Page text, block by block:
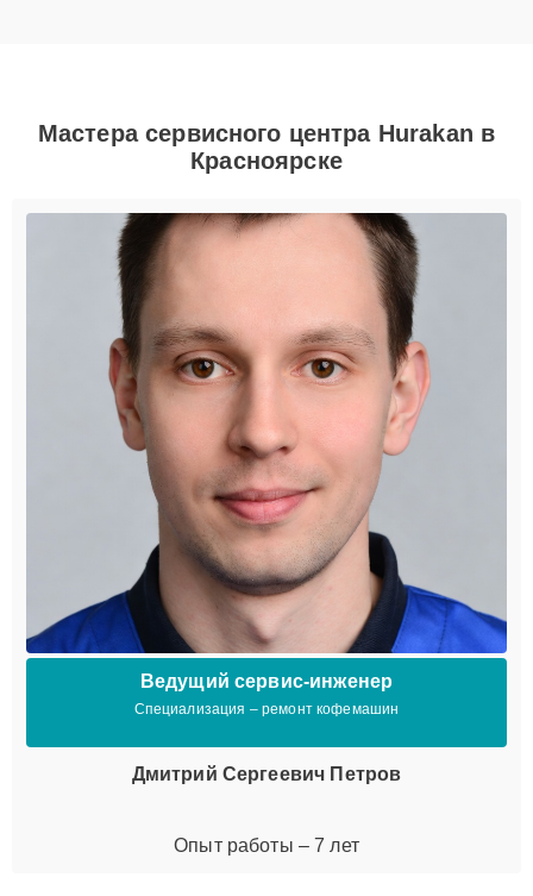
Мастера сервисного центра Hurakan в
Красноярске
Ведущий сервис-инженер
Специализация – ремонт кофемашин
Дмитрий Сергеевич Петров
Опыт работы – 7 лет